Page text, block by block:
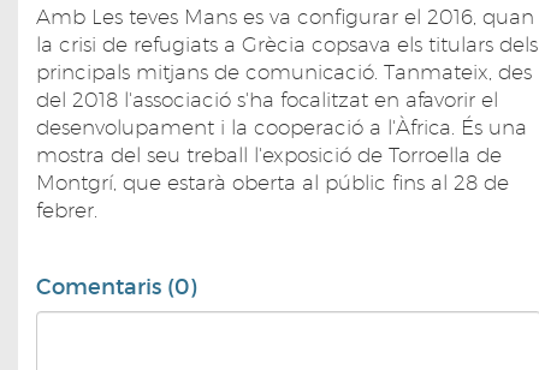
Amb Les teves Mans es va configurar el 2016, quan
la crisi de refugiats a Grècia copsava els titulars dels
principals mitjans de comunicació. Tanmateix, des
del 2018 l'associació s'ha focalitzat en afavorir el
desenvolupament i la cooperació a l'Àfrica. És una
mostra del seu treball l'exposició de Torroella de
Montgrí, que estarà oberta al públic fins al 28 de
febrer.
Comentaris (0)